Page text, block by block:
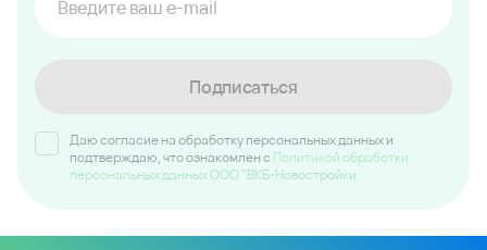
Подписаться
Даю согласие на обработку персональных данных и
подтверждаю, что ознакомлен c Политикой обработки
персональных данных ООО "ВКБ-Новостройки